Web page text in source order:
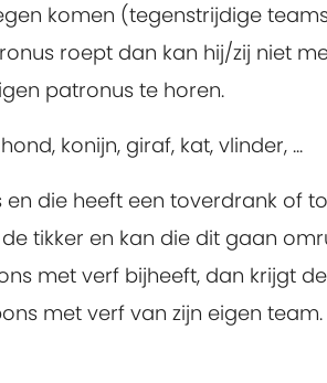
komen (tegenstrijdige
roept dan kan hij/zij niet
patronus te horen.
konijn, giraf, kat, vlinder, ...
en die heeft een toverdrank of
tikker en kan die dit gaan
met verf bijheeft, dan krijgt
met verf van zijn eigen team.